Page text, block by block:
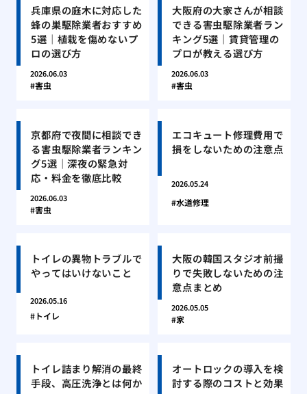
兵庫県の庭木に対応した
蜂の巣駆除業者おすすめ
5選｜植栽を傷めないプ
ロの選び方
2026.06.03
害虫
大阪府の大家さんが相談
できる害虫駆除業者ラン
キング5選｜賃貸管理の
プロが教える選び方
2026.06.03
害虫
京都府で夜間に相談でき
る害虫駆除業者ランキン
グ5選｜深夜の緊急対
応・料金を徹底比較
2026.06.03
害虫
エコキュート修理費用で
損をしないための注意点
2026.05.24
水道修理
トイレの異物トラブルで
やってはいけないこと
2026.05.16
トイレ
大阪の韓国スタジオ前撮
りで失敗しないための注
意点まとめ
2026.05.05
家
トイレ詰まり解消の最終
手段、高圧洗浄とは何か
オートロックの導入を検
討する際のコストと効果